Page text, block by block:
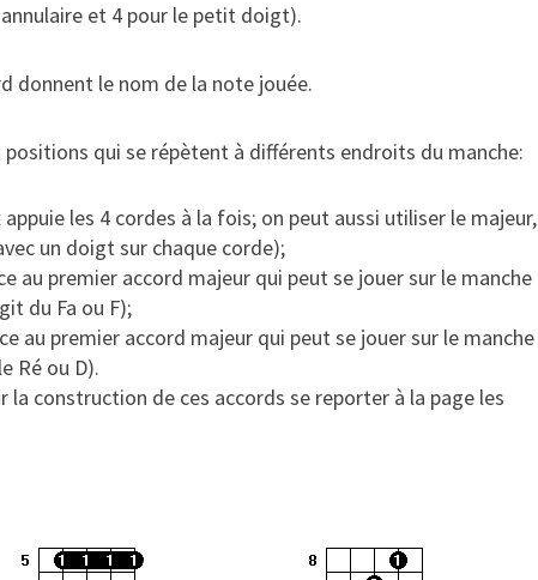
et 4 pour le petit doigt).
donnent le nom de la note jouée.
qui se répètent à différents endroits du manche:
les 4 cordes à la fois; on peut aussi utiliser le majeur,
un doigt sur chaque corde);
au premier accord majeur qui peut se jouer sur le manche
du Fa ou F);
au premier accord majeur qui peut se jouer sur le manche
Ré ou D).
la construction de ces accords se reporter à la page les